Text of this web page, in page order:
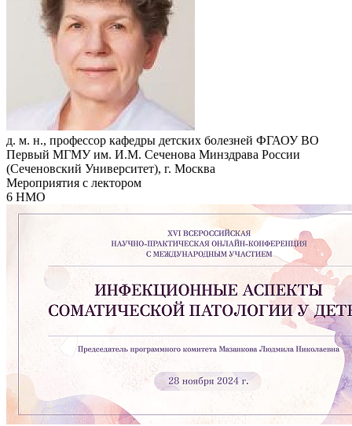
д. м. н., профессор кафедры детских болезней ФГАОУ ВО
Первый МГМУ им. И.М. Сеченова Минздрава России
(Сеченовский Университет), г. Москва
Мероприятия с лектором
6 НМО